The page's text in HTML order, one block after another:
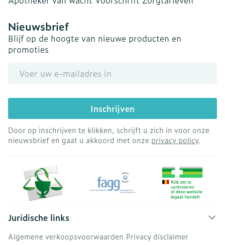
Nieuwsbrief
Blijf op de hoogte van nieuwe producten en
promoties
Inschrijven
Door op inschrijven te klikken, schrijft u zich in voor onze
nieuwsbrief en gaat u akkoord met onze privacy policy.
Juridische links
Algemene verkoopsvoorwaarden Privacy disclaimer